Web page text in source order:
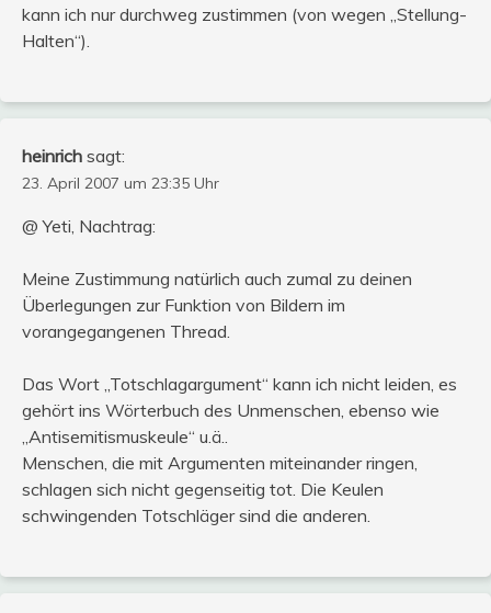
kann ich nur durchweg zustimmen (von wegen „Stellung-
Halten“).
heinrich sagt:
23. April 2007 um 23:35 Uhr
@ Yeti, Nachtrag:
Meine Zustimmung natürlich auch zumal zu deinen
Überlegungen zur Funktion von Bildern im
vorangegangenen Thread.
Das Wort „Totschlagargument“ kann ich nicht leiden, es
gehört ins Wörterbuch des Unmenschen, ebenso wie
„Antisemitismuskeule“ u.ä..
Menschen, die mit Argumenten miteinander ringen,
schlagen sich nicht gegenseitig tot. Die Keulen
schwingenden Totschläger sind die anderen.